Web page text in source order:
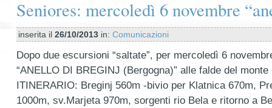
Seniores: mercoledì 6 novembre
inserita il 26/10/2013 in: Comunicazioni
Dopo due escursioni “saltate”, per mercoledì 6
“ANELLO DI BREGINJ (Bergogna)” alle falde del
ITINERARIO: Breginj 560m -bivio per Klatnica 670m,
1000m, sv.Marjeta 970m, sorgenti rio Bela e ritorno a